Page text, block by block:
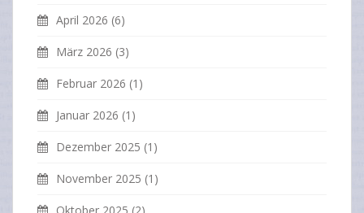
April 2026 (6)
März 2026 (3)
Februar 2026 (1)
Januar 2026 (1)
Dezember 2025 (1)
November 2025 (1)
Oktober 2025 (2)